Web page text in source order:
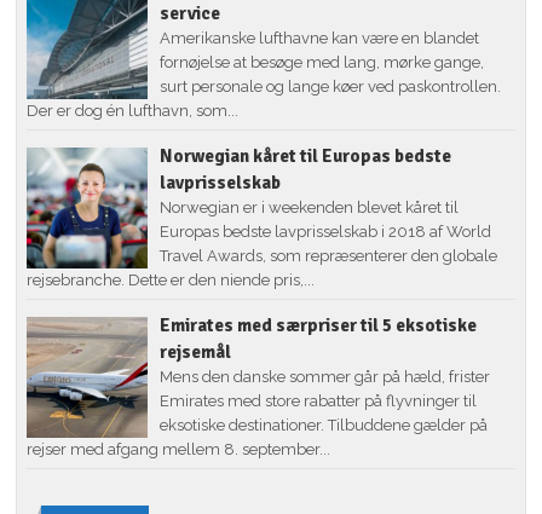
service
Amerikanske lufthavne kan være en blandet
fornøjelse at besøge med lang, mørke gange,
surt personale og lange køer ved paskontrollen.
Der er dog én lufthavn, som...
Norwegian kåret til Europas bedste
lavprisselskab
Norwegian er i weekenden blevet kåret til
Europas bedste lavprisselskab i 2018 af World
Travel Awards, som repræsenterer den globale
rejsebranche. Dette er den niende pris,...
Emirates med særpriser til 5 eksotiske
rejsemål
Mens den danske sommer går på hæld, frister
Emirates med store rabatter på flyvninger til
eksotiske destinationer. Tilbuddene gælder på
rejser med afgang mellem 8. september...